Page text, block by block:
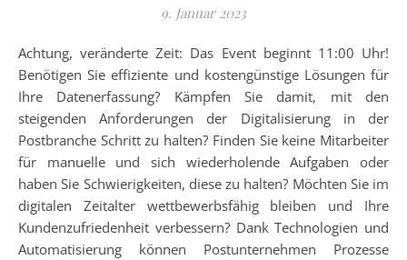
9. Januar 2023
Achtung, veränderte Zeit: Das Event beginnt 11:00 Uhr!
Benötigen Sie effiziente und kostengünstige Lösungen für
Ihre Datenerfassung? Kämpfen Sie damit, mit den
steigenden Anforderungen der Digitalisierung in der
Postbranche Schritt zu halten? Finden Sie keine Mitarbeiter
für manuelle und sich wiederholende Aufgaben oder
haben Sie Schwierigkeiten, diese zu halten? Möchten Sie im
digitalen Zeitalter wettbewerbsfähig bleiben und Ihre
Kundenzufriedenheit verbessern? Dank Technologien und
Automatisierung können Postunternehmen Prozesse